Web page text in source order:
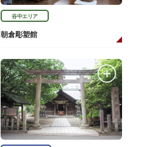
谷中エリア
朝倉彫塑館